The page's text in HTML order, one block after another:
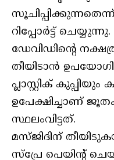
റിപ്പോര്‍ട്ട്
ഡേവിഡിന്റെ
തീയിടാന്‍
പ്ലാസ്റ്റിക്
ഉപേക്ഷിച്ചാണ്
സ്ഥലംവിട്ടത്.
മസ്ജിദിന്
സ്‌പ്രേ പെയിന്റ്